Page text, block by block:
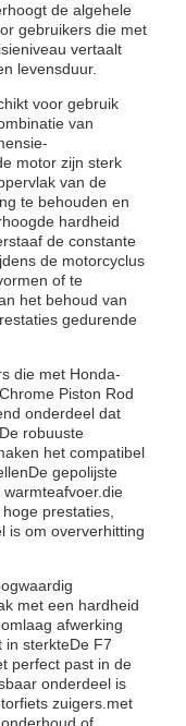
de algehele
gebruikers die met
vertaalt
levensduur.
voor gebruik
van
motor zijn sterk
van de
te behouden en
hardheid
de constante
de motorcyclus
of te
het behoud van
gedurende
die met Honda-
Piston Rod
onderdeel dat
robuuste
het compatibel
gepolijste
prestaties,
is om oververhitting
met een hardheid
afwerking
in sterkteDe F7
perfect past in de
onderdeel is
zuigers.met